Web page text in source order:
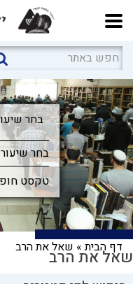
בחר
בחר
בחר
דף הבית» שאל את הרבשאל את הרב